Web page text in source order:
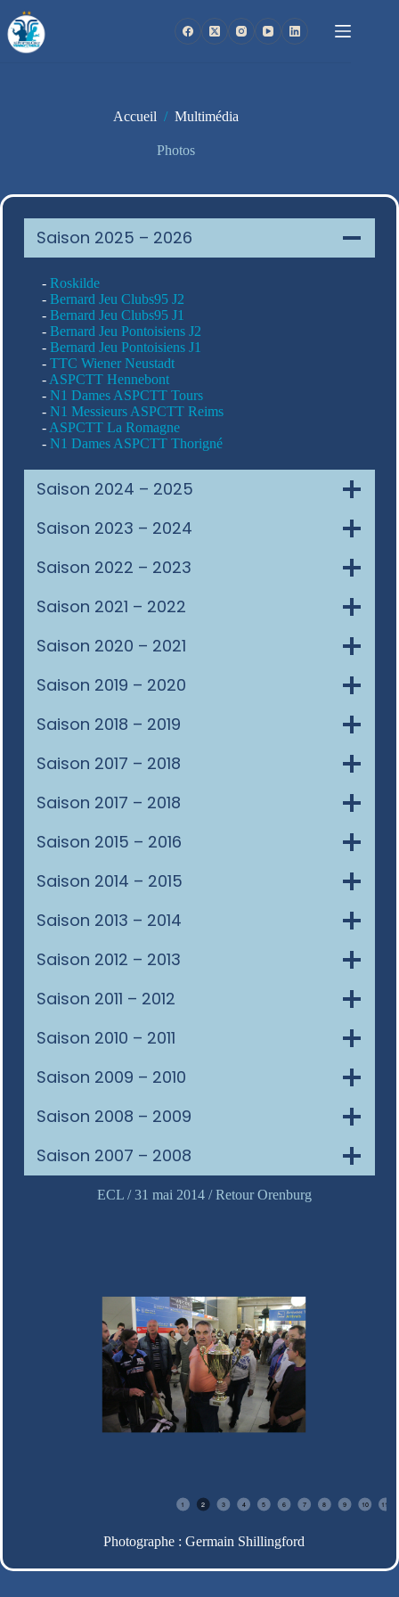
au
contenu
Accueil / Multimédia
Photos
Saison 2025 – 2026
- Roskilde
- Bernard Jeu Clubs95 J2
- Bernard Jeu Clubs95 J1
- Bernard Jeu Pontoisiens J2
- Bernard Jeu Pontoisiens J1
- TTC Wiener Neustadt
- ASPCTT Hennebont
- N1 Dames ASPCTT Tours
- N1 Messieurs ASPCTT Reims
- ASPCTT La Romagne
- N1 Dames ASPCTT Thorigné
Saison 2024 – 2025
Saison 2023 – 2024
Saison 2022 – 2023
Saison 2021 – 2022
Saison 2020 – 2021
Saison 2019 – 2020
Saison 2018 – 2019
Saison 2017 – 2018
Saison 2017 – 2018
Saison 2015 – 2016
Saison 2014 – 2015
Saison 2013 – 2014
Saison 2012 – 2013
Saison 2011 – 2012
Saison 2010 – 2011
Saison 2009 – 2010
Saison 2008 – 2009
Saison 2007 – 2008
ECL / 31 mai 2014 / Retour Orenburg
1 2 3 4 5 6 7 8 9 10 11
Photographe : Germain Shillingford